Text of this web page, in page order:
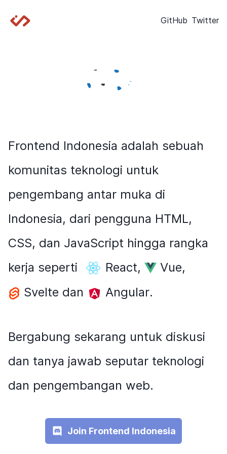
GitHub Twitter
CSS
Frontend Indonesia adalah sebuah
komunitas teknologi untuk
pengembang antar muka di
Indonesia, dari pengguna HTML,
CSS, dan JavaScript hingga rangka
kerja seperti
React, Vue,
Svelte dan Angular.
Bergabung sekarang untuk diskusi
dan tanya jawab seputar teknologi
dan pengembangan web.
Join Frontend Indonesia